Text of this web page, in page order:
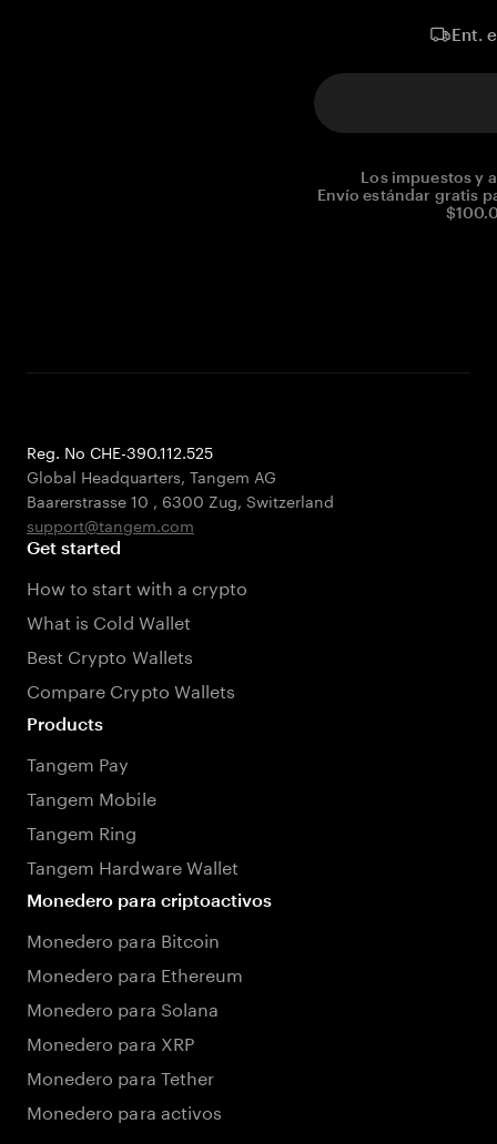
Ent.
Los impuestos y
Envío estándar gratis
Reg. No CHE-390.112.525
Global Headquarters, Tangem AG
Baarerstrasse 10 , 6300 Zug, Switzerland
support@tangem.com
Get started
How to start with a crypto
What is Cold Wallet
Best Crypto Wallets
Compare Crypto Wallets
Products
Tangem Pay
Tangem Mobile
Tangem Ring
Tangem Hardware Wallet
Monedero para criptoactivos
Monedero para Bitcoin
Monedero para Ethereum
Monedero para Solana
Monedero para XRP
Monedero para Tether
Monedero para activos